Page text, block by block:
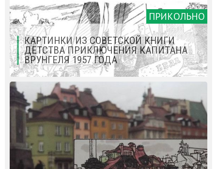
ПРИКОЛЬНО
КАРТИНКИ ИЗ СОВЕТСКОЙ КНИГИ
ДЕТСТВА ПРИКЛЮЧЕНИЯ КАПИТАНА
ВРУНГЕЛЯ 1957 ГОДА